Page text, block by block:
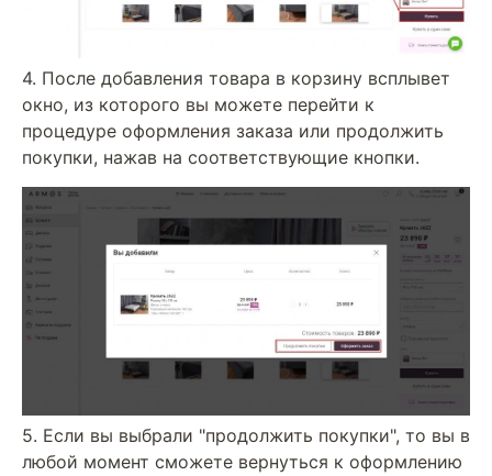
4. После добавления товара в корзину всплывет
окно, из которого вы можете перейти к
процедуре оформления заказа или продолжить
покупки, нажав на соответствующие кнопки.
5. Если вы выбрали "продолжить покупки", то вы в
любой момент сможете вернуться к оформлению